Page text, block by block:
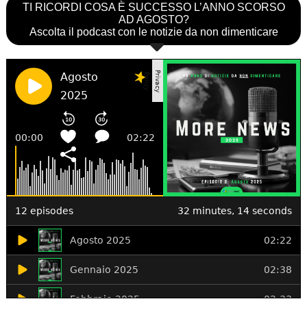
TI RICORDI COSA È SUCCESSO L’ANNO SCORSO
AD AGOSTO?
Ascolta il podcast con le notizie da non dimenticare